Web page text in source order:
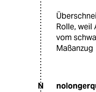
Rolle, weil
vom
Maßanzug
N